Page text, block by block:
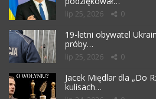
lip 25, 2026 0
19-letni obywatel
próby…
lip 25, 2026 0
Jacek Międlar dla „Do
kulisach…